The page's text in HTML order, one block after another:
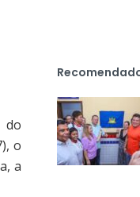
do
o
a